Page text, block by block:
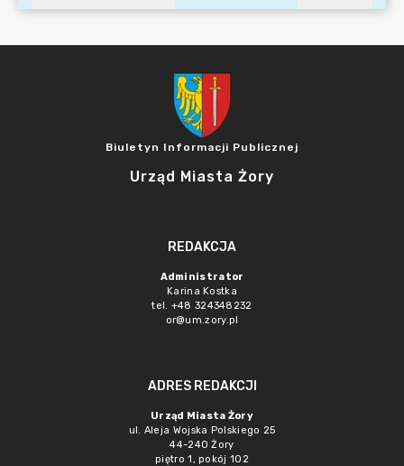
Biuletyn Informacji Publicznej
Urząd Miasta Żory
REDAKCJA
Administrator
Karina Kostka
tel. +48 324348232
or@um.zory.pl
ADRES REDAKCJI
Urząd Miasta Żory
ul. Aleja Wojska Polskiego 25
44-240 Żory
piętro 1, pokój 102